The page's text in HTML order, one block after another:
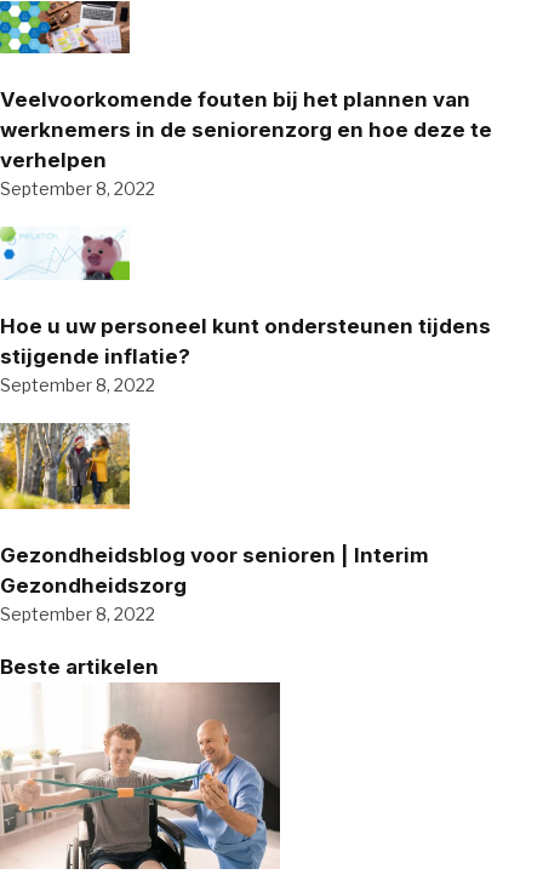
Veelvoorkomende fouten bij het plannen van
werknemers in de seniorenzorg en hoe deze te
verhelpen
September 8, 2022
Hoe u uw personeel kunt ondersteunen tijdens
stijgende inflatie?
September 8, 2022
Gezondheidsblog voor senioren | Interim
Gezondheidszorg
September 8, 2022
Beste artikelen